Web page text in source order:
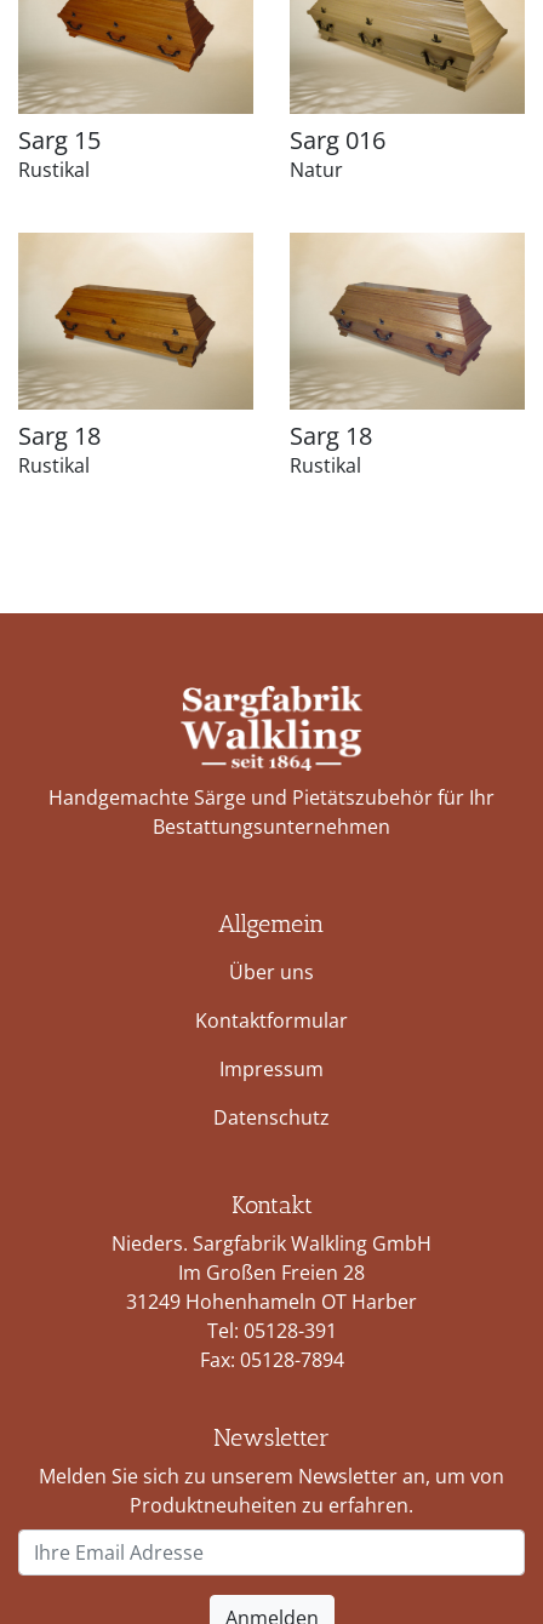
Sarg 15
Rustikal
Sarg 016
Natur
Sarg 18
Rustikal
Sarg 18
Rustikal
Handgemachte Särge und Pietätszubehör für Ihr
Bestattungs­unternehmen
Allgemein
Über uns
Kontaktformular
Impressum
Datenschutz
Kontakt
Nieders. Sargfabrik Walkling GmbH
Im Großen Freien 28
31249 Hohenhameln OT Harber
Tel: 05128-391
Fax: 05128-7894
Newsletter
Melden Sie sich zu unserem Newsletter an, um von
Produktneuheiten zu erfahren.